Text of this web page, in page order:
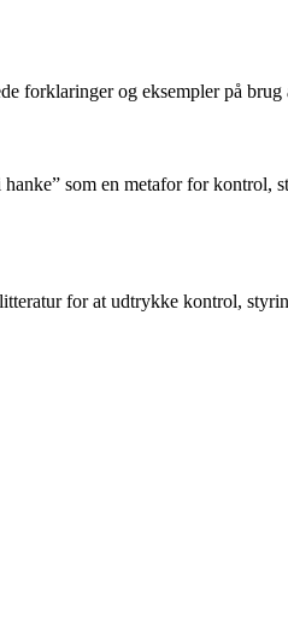
forklaringer og eksempler på brug
som en metafor for
for at udtrykke kontrol,